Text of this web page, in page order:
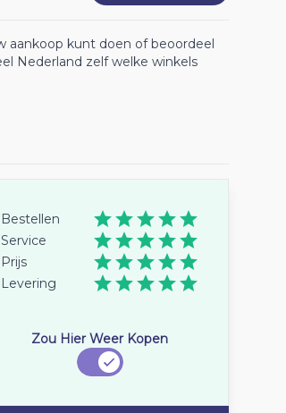
aankoop kunt doen of beoordeel
Nederland zelf welke winkels
Bestellen
Service
Prijs
Levering
Zou Hier Weer Kopen